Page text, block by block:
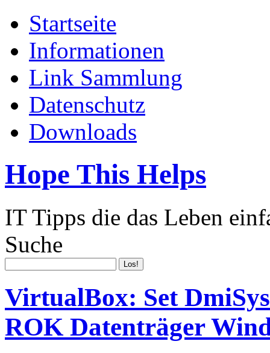
Startseite
Informationen
Link Sammlung
Datenschutz
Downloads
Hope This Helps
IT Tipps die das Leben
Suche
VirtualBox: Set
ROK Datenträger